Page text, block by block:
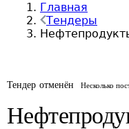
Главная
Тендеры
Тендер отменён Несколько